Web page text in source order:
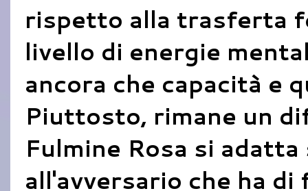
rispetto alla trasferta
livello di energie
ancora che capacità e
Piuttosto, rimane un
Fulmine Rosa si
all'avversario che ha